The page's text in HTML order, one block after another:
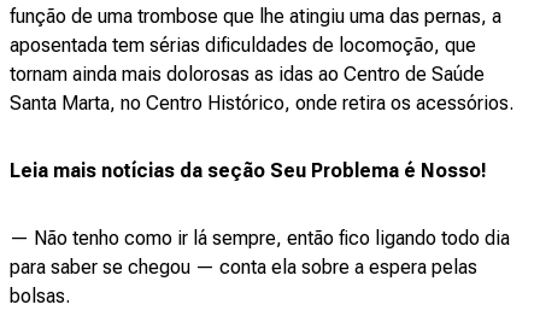
função de uma trombose que lhe atingiu uma das pernas, a
aposentada tem sérias dificuldades de locomoção, que
tornam ainda mais dolorosas as idas ao Centro de Saúde
Santa Marta, no Centro Histórico, onde retira os acessórios.
Leia mais notícias da seção Seu Problema é Nosso!
— Não tenho como ir lá sempre, então fico ligando todo dia
para saber se chegou — conta ela sobre a espera pelas
bolsas.